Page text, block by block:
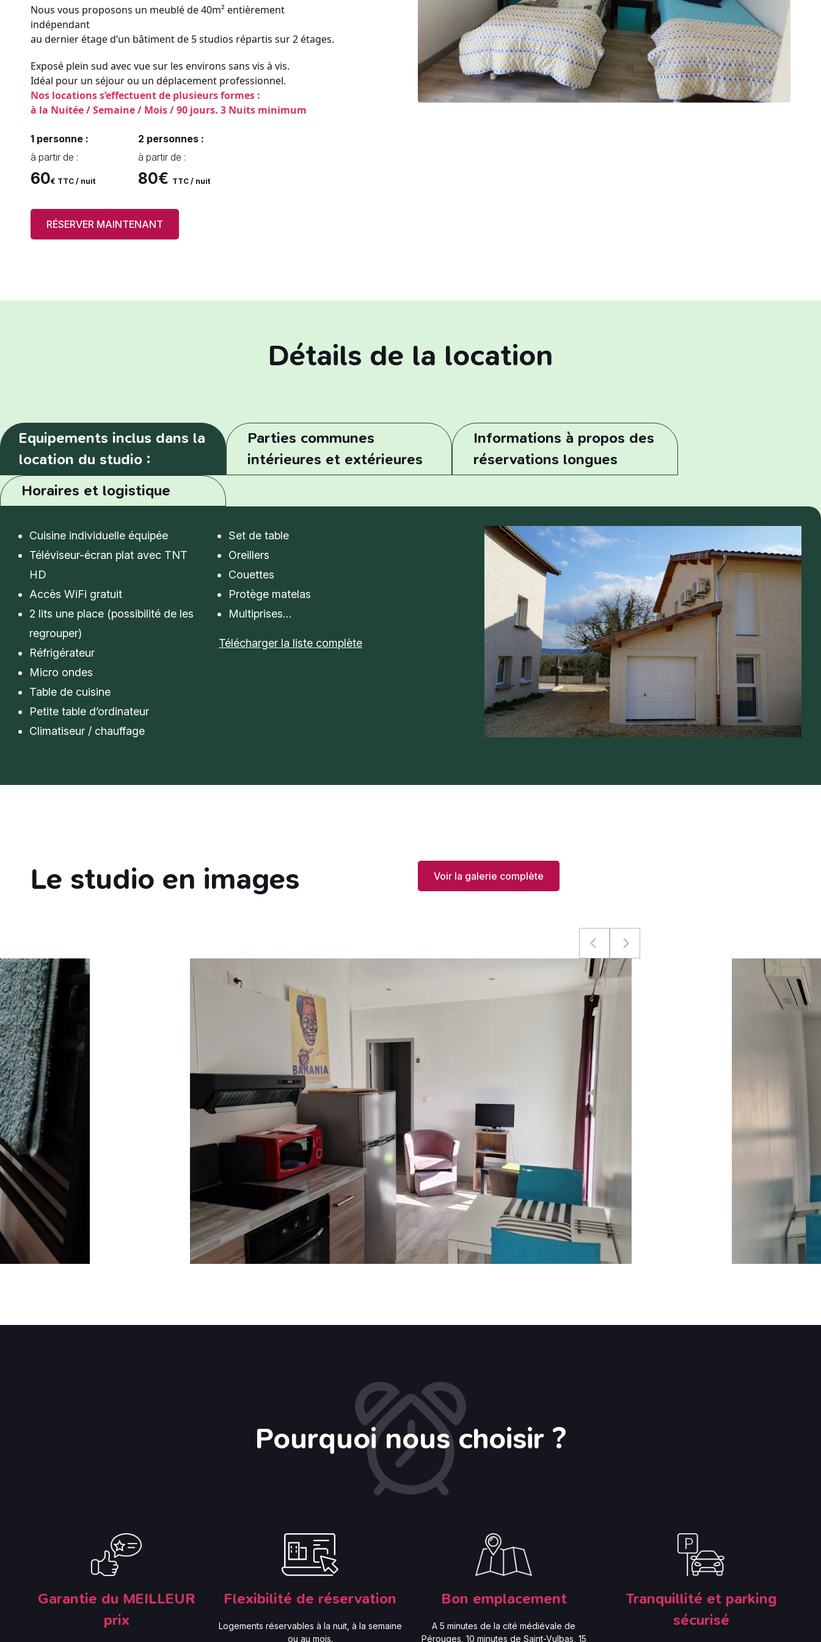
Nous vous proposons un meublé de 40m² entièrement
indépendant
au dernier étage d’un bâtiment de 5 studios répartis sur 2 étages.
Exposé plein sud avec vue sur les environs sans vis à vis.
Idéal pour un séjour ou un déplacement professionnel.
Nos locations s’effectuent de plusieurs formes :
à la Nuitée / Semaine / Mois / 90 jours. 3 Nuits minimum
1 personne :
à partir de :
60€ TTC / nuit
2 personnes :
à partir de :
80€ TTC / nuit
RÉSERVER MAINTENANT
Détails de la location
Equipements inclus dans la
location du studio :
Parties communes
intérieures et extérieures
Informations à propos des
réservations longues
Horaires et logistique
Cuisine individuelle équipée
Téléviseur-écran plat avec TNT
HD
Accès WiFi gratuit
2 lits une place (possibilité de les
regrouper)
Réfrigérateur
Micro ondes
Table de cuisine
Petite table d’ordinateur
Climatiseur / chauffage
Set de table
Oreillers
Couettes
Protège matelas
Multiprises…
Télécharger la liste complète
Le studio en images Voir la galerie complète
Pourquoi nous choisir ?
Garantie du MEILLEUR
prix
Flexibilité de réservation
Logements réservables à la nuit, à la semaine
ou au mois.
Bon emplacement
A 5 minutes de la cité médiévale de
Pérouges, 10 minutes de Saint-Vulbas, 15
Tranquillité et parking
sécurisé